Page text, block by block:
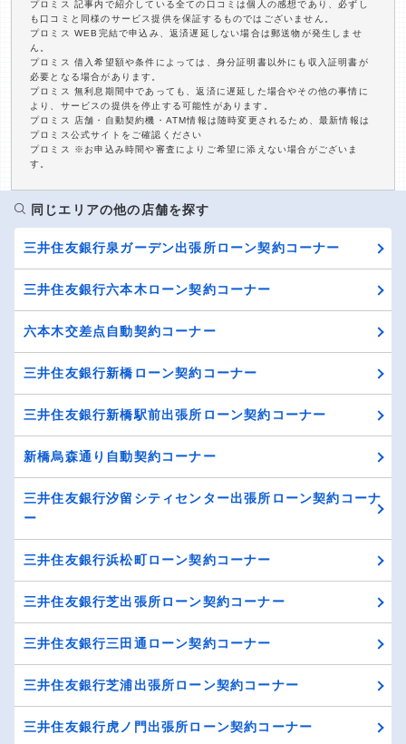
プロミス 記事内で紹介している全ての口コミは個人の感想であり、必ずし
も口コミと同様のサービス提供を保証するものではございません。
プロミス WEB完結で申込み、返済遅延しない場合は郵送物が発生しませ
ん。
プロミス 借入希望額や条件によっては、身分証明書以外にも収入証明書が
必要となる場合があります。
プロミス 無利息期間中であっても、返済に遅延した場合やその他の事情に
より、サービスの提供を停止する可能性があります。
プロミス 店舗・自動契約機・ATM情報は随時変更されるため、最新情報は
プロミス公式サイトをご確認ください
プロミス ※お申込み時間や審査によりご希望に添えない場合がございま
す。
同じエリアの他の店舗を探す
三井住友銀行泉ガーデン出張所ローン契約コーナー
三井住友銀行六本木ローン契約コーナー
六本木交差点自動契約コーナー
三井住友銀行新橋ローン契約コーナー
三井住友銀行新橋駅前出張所ローン契約コーナー
新橋烏森通り自動契約コーナー
三井住友銀行汐留シティセンター出張所ローン契約コーナ
ー
三井住友銀行浜松町ローン契約コーナー
三井住友銀行芝出張所ローン契約コーナー
三井住友銀行三田通ローン契約コーナー
三井住友銀行芝浦出張所ローン契約コーナー
三井住友銀行虎ノ門出張所ローン契約コーナー